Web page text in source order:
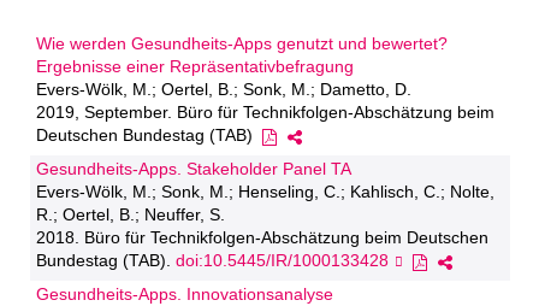
Wie werden Gesundheits-Apps genutzt und bewertet?
Ergebnisse einer Repräsentativbefragung
Evers-Wölk, M.; Oertel, B.; Sonk, M.; Dametto, D.
2019, September. Büro für Technikfolgen-Abschätzung beim
Deutschen Bundestag (TAB)
Gesundheits-Apps. Stakeholder Panel TA
Evers-Wölk, M.; Sonk, M.; Henseling, C.; Kahlisch, C.; Nolte,
R.; Oertel, B.; Neuffer, S.
2018. Büro für Technikfolgen-Abschätzung beim Deutschen
Bundestag (TAB). doi:10.5445/IR/1000133428
Gesundheits-Apps. Innovationsanalyse